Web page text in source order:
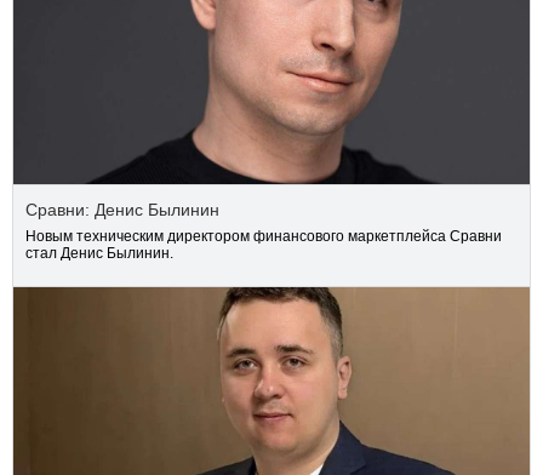
Сравни: Денис Былинин
Новым техническим директором финансового маркетплейса Сравни
стал Денис Былинин.